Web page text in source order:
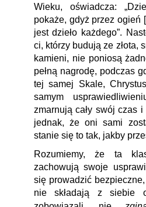
Wieku, oświadcza:
pokaże, gdyż przez
jest dzieło każdego”.
ci, którzy budują ze złota,
kamieni, nie poniosą
pełną nagrodę, podczas
tej samej Skale,
samym
zmarnują cały swój czas
jednak, że oni sami
stanie się to tak, jakby
Rozumiemy, że ta
zachowują swoje
się prowadzić
nie składają z siebie